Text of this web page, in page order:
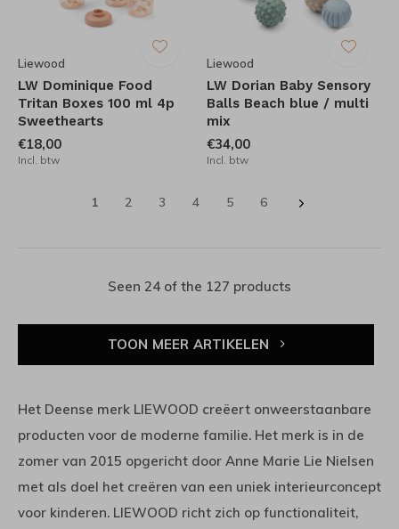
Liewood
LW Dominique Food
Tritan Boxes 100 ml 4p
Sweethearts
€18,00
Incl. btw
Liewood
LW Dorian Baby Sensory
Balls Beach blue / multi
mix
€34,00
Incl. btw
1 2 3 4 5 6
Seen 24 of the 127 products
TOON MEER ARTIKELEN
Het Deense merk LIEWOOD creëert onweerstaanbare
producten voor de moderne familie. Het merk is in de
zomer van 2015 opgericht door Anne Marie Lie Nielsen
met als doel het creëren van een uniek interieurconcept
voor kinderen. LIEWOOD richt zich op functionaliteit,